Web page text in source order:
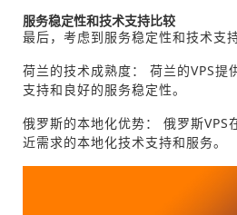
服务稳定性和技术支持比较
最后，考虑到服务稳定性和技术支持
荷兰的技术成熟度： 荷兰的VPS提
支持和良好的服务稳定性。
俄罗斯的本地化优势： 俄罗斯VPS
近需求的本地化技术支持和服务。